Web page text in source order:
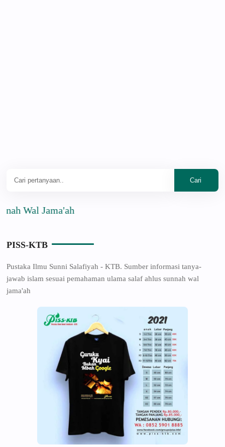
Wal Jama'ah
PISS-KTB
Pustaka Ilmu Sunni Salafiyah - KTB. Sumber informasi tanya-
jawab islam sesuai pemahaman ulama salaf ahlus sunnah wal
jama'ah